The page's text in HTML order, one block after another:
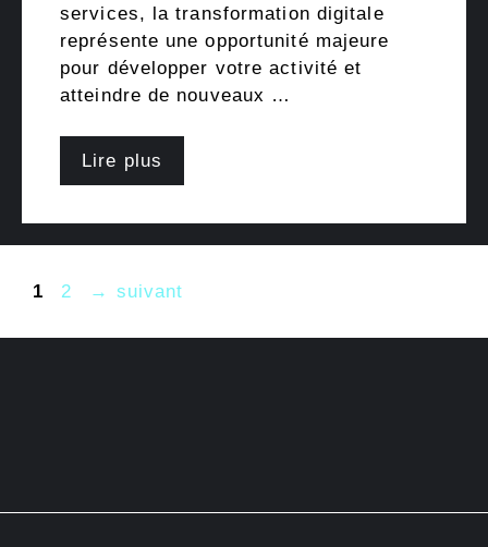
services, la transformation digitale
représente une opportunité majeure
pour développer votre activité et
atteindre de nouveaux …
Lire plus
Page
1 Page
2 → suivant